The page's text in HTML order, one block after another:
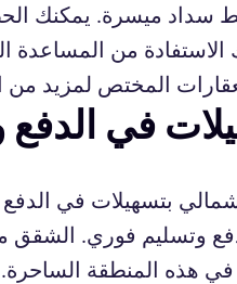
سداد ميسرة. يمكنك
من
المختص لمزيد من
في
بتسهيلات في الدفع
فوري. الشقق
هذه المنطقة